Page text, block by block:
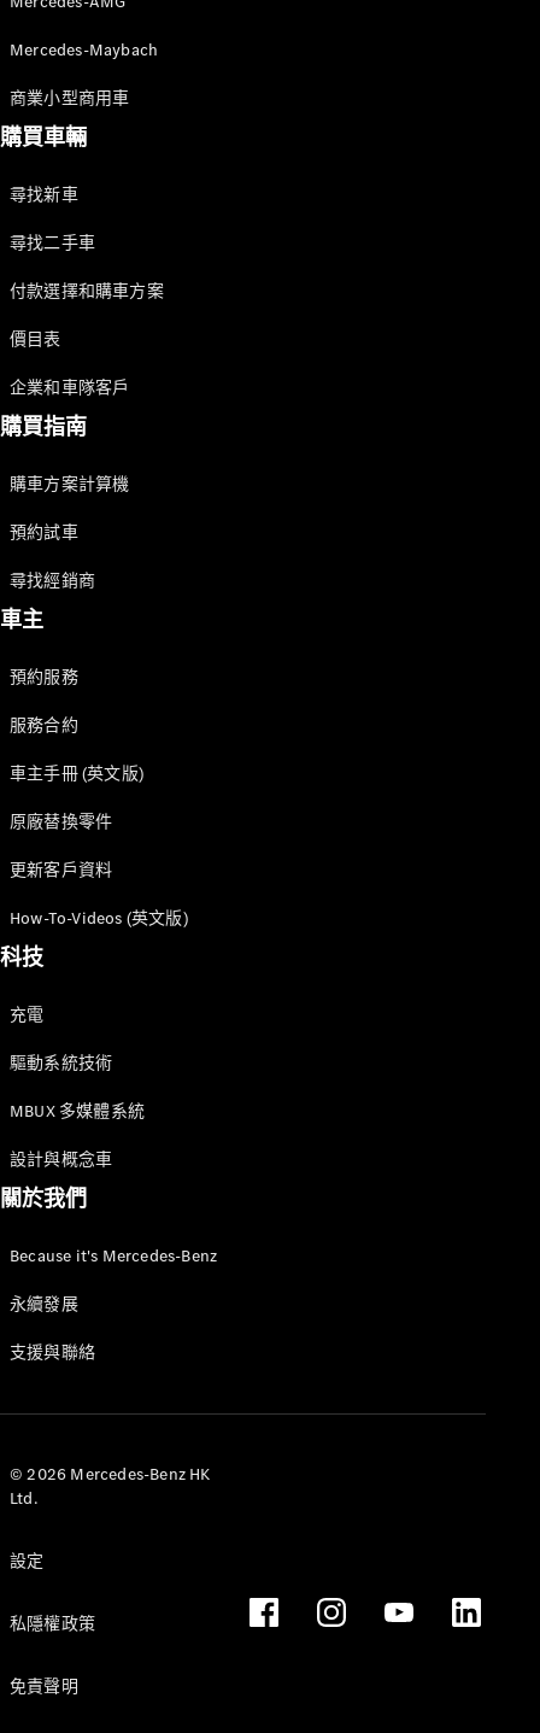
Mercedes-Maybach
商業小型商用車
購買車輛
尋找新車
尋找二手車
付款選擇和購車方案
價目表
企業和車隊客戶
購買指南
購車方案計算機
預約試車
尋找經銷商
車主
預約服務
服務合約
車主手冊 (英文版)
原廠替換零件
更新客戶資料
How-To-Videos (英文版)
科技
充電
驅動系統技術
MBUX 多媒體系統
設計與概念車
關於我們
Because it's Mercedes-Benz
永續發展
支援與聯絡
© 2026 Mercedes-Benz HK
Ltd.
設定
私隱權政策
免責聲明